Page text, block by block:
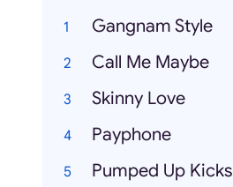
Gangnam Style
Call Me Maybe
Skinny Love
Payphone
Pumped Up Kicks